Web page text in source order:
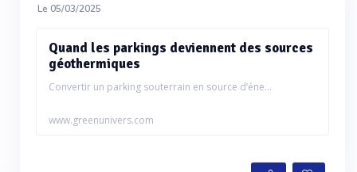
Le 05/03/2025
Quand les parkings deviennent des sources
géothermiques
Convertir un parking souterrain en source d’éne...
www.greenunivers.com